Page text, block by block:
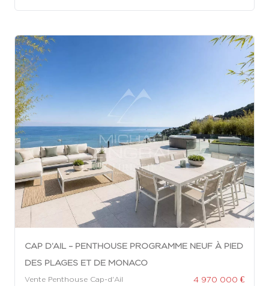
CAP D’AIL – PENTHOUSE PROGRAMME NEUF À PIED
DES PLAGES ET DE MONACO
Vente Penthouse Cap-d'Ail 4 970 000 €